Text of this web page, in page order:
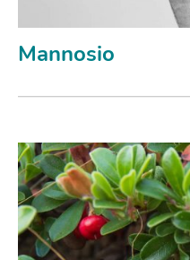
Mannosio